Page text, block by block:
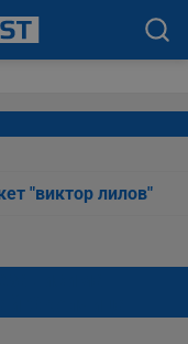
"виктор лилов"